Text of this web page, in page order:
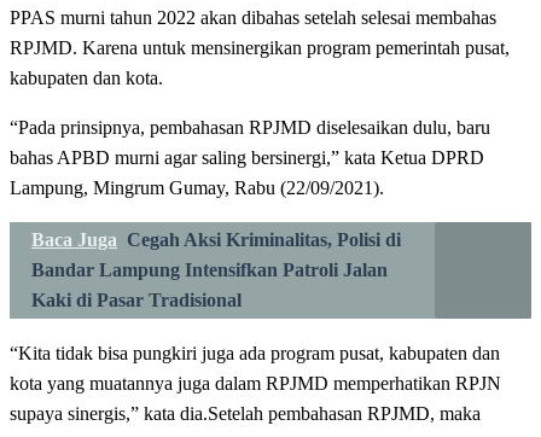
PPAS murni tahun 2022 akan dibahas setelah selesai membahas
RPJMD. Karena untuk mensinergikan program pemerintah pusat,
kabupaten dan kota.
“Pada prinsipnya, pembahasan RPJMD diselesaikan dulu, baru
bahas APBD murni agar saling bersinergi,” kata Ketua DPRD
Lampung, Mingrum Gumay, Rabu (22/09/2021).
Baca Juga Cegah Aksi Kriminalitas, Polisi di
Bandar Lampung Intensifkan Patroli Jalan
Kaki di Pasar Tradisional
“Kita tidak bisa pungkiri juga ada program pusat, kabupaten dan
kota yang muatannya juga dalam RPJMD memperhatikan RPJN
supaya sinergis,” kata dia.Setelah pembahasan RPJMD, maka